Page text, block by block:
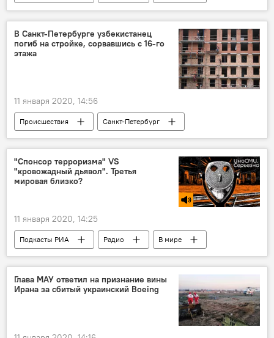
Культура
В Санкт-Петербурге узбекистанец
погиб на стройке, сорвавшись с 16-го
этажа
11 января 2020, 14:56
Происшествия
Санкт-Петербург
Россия
стройка
"Спонсор терроризма" VS
"кровожадный дьявол". Третья
мировая близко?
11 января 2020, 14:25
Подкасты РИА Радио В мире
Глава МАУ ответил на признание вины
Ирана за сбитый украинский Boeing